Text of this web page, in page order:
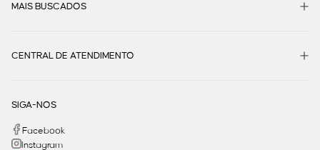
MAIS BUSCADOS
CENTRAL DE ATENDIMENTO
SIGA-NOS
Facebook
Instagram